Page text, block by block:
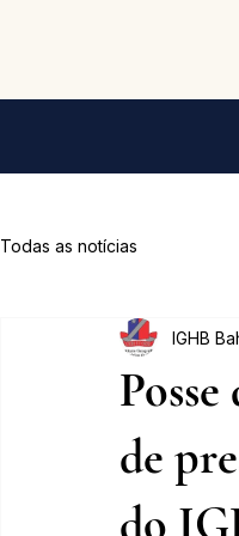
Todas as notícias
de
do
IGHB